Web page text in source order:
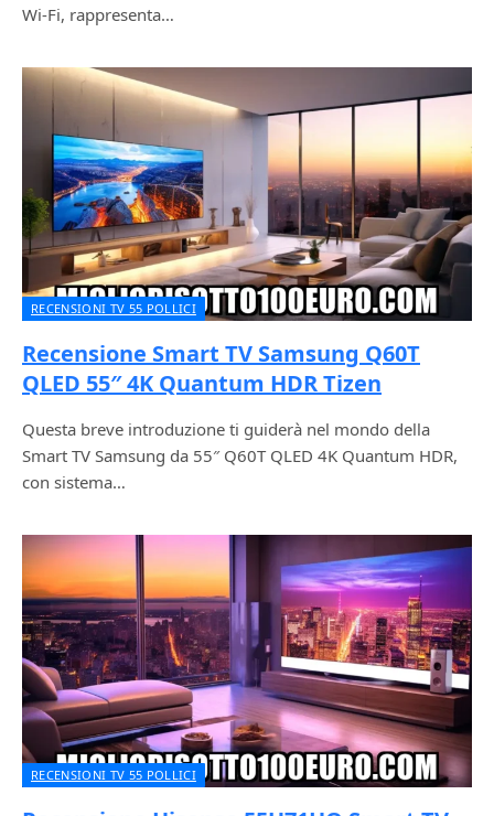
Wi-Fi, rappresenta…
RECENSIONI TV 55 POLLICI
Recensione Smart TV Samsung Q60T
QLED 55″ 4K Quantum HDR Tizen
Questa breve introduzione ti guiderà nel mondo della
Smart TV Samsung da 55″ Q60T QLED 4K Quantum HDR,
con sistema…
RECENSIONI TV 55 POLLICI